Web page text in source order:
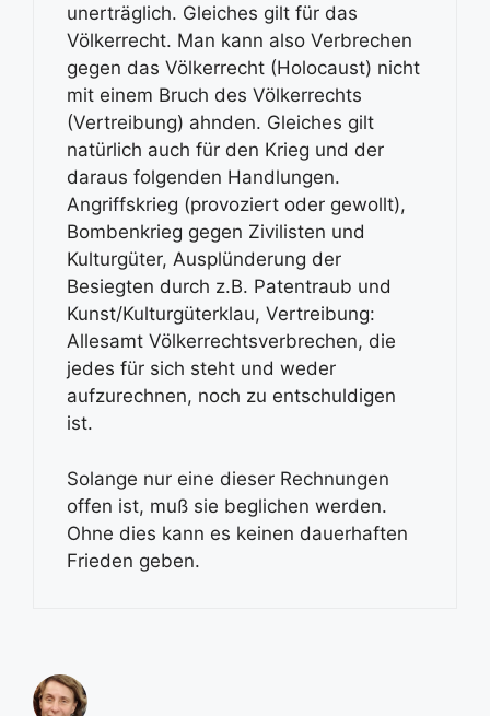
unerträglich. Gleiches gilt für das
Völkerrecht. Man kann also Verbrechen
gegen das Völkerrecht (Holocaust) nicht
mit einem Bruch des Völkerrechts
(Vertreibung) ahnden. Gleiches gilt
natürlich auch für den Krieg und der
daraus folgenden Handlungen.
Angriffskrieg (provoziert oder gewollt),
Bombenkrieg gegen Zivilisten und
Kulturgüter, Ausplünderung der
Besiegten durch z.B. Patentraub und
Kunst/Kulturgüterklau, Vertreibung:
Allesamt Völkerrechtsverbrechen, die
jedes für sich steht und weder
aufzurechnen, noch zu entschuldigen
ist.
Solange nur eine dieser Rechnungen
offen ist, muß sie beglichen werden.
Ohne dies kann es keinen dauerhaften
Frieden geben.